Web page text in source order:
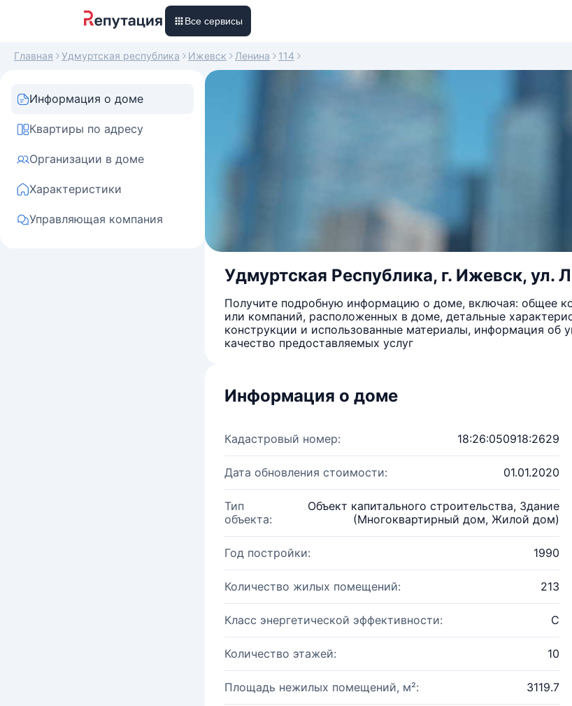
Все сервисы
Главная Удмуртская республика Ижевск Ленина 114
Информация о доме
Квартиры по адресу
Организации в доме
Характеристики
Управляющая компания
Удмуртская Республика, г. Ижевск, ул.
Получите подробную информацию о доме, включая: общее
или компаний, расположенных в доме, детальные
конструкции и использованные материалы, информация об
качество предоставляемых услуг
Информация о доме
Кадастровый номер: 18:26:050918:2629
Дата обновления стоимости: 01.01.2020
Тип
объекта:
Объект капитального строительства, Здание
(Многоквартирный дом, Жилой дом)
Год постройки: 1990
Количество жилых помещений: 213
Класс энергетической эффективности: C
Количество этажей: 10
Площадь нежилых помещений, м²: 3119.7